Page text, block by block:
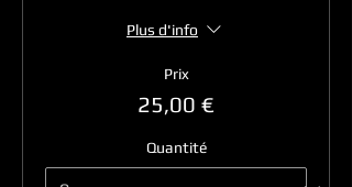
Plus d'info
Prix
25,00 €
Quantité